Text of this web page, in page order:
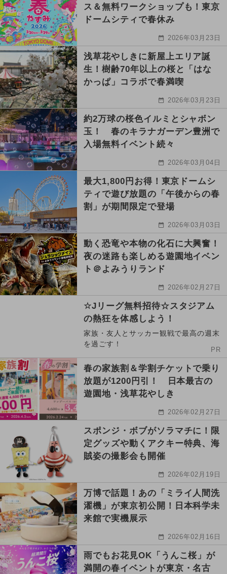
ス＆無料ワークショップも！東京
ドームシティで春休み
2026年03月23日
浅草花やしきに新屋上エリア誕
生！樹齢70年以上の桜と「はな
かっぱ」コラボで春満喫
2026年03月23日
約2万球の桜色イルミとシャボン
玉！ 春のキラナガーデン豊洲で
入場無料イベント続々
2026年03月04日
最大1,800円お得！東京ドームシ
ティで遊び放題の「午後からの春
割」が期間限定で登場
2026年03月03日
動く恐竜や本物の化石に大興奮！
夜の迷路も楽しめる遊園地イベン
ト＠よみうりランド
2026年02月27日
☆Jリーグ無料招待☆スタジアム
の熱狂を体感しよう！
家族・友人とサッカー観戦で最高の週末
を過ごす！
PR
春の家族割＆学割チケットで乗り
放題が1200円引！ 日本最古の
遊園地・浅草花やしき
2026年02月27日
スポンジ・ボブがソラマチに！限
定グッズや動くアクキー特典、海
賊姿の撮影会も開催
2026年02月19日
万博で話題！あの「ミライ人間洗
濯機」が東京初公開！日本科学未
来館で実機展示
2026年02月16日
雨でもお花見OK「うんこ桜」が
満開の春イベントが東京・名古